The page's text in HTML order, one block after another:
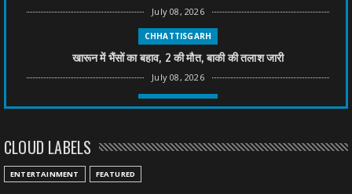
July 08, 2026
CHHATTISGARH
खारून में भैंसों का बहाव, 2 की मौत, बाकी की तलाश जारी
July 08, 2026
CHHATTISGARH
July 08, 2026
CLOUD LABELS
ENTERTAINMENT FEATURED